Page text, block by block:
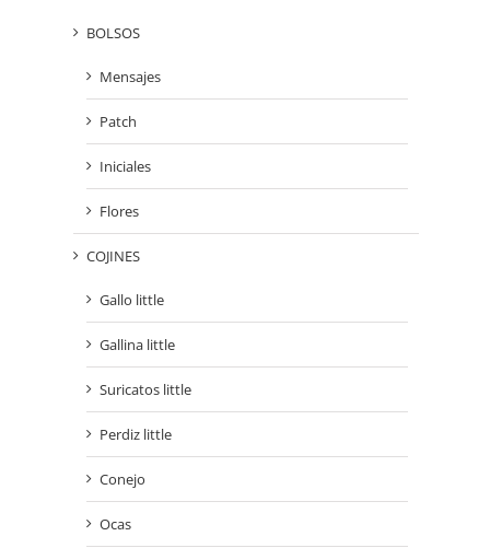
BOLSOS
Mensajes
Patch
Iniciales
Flores
COJINES
Gallo little
Gallina little
Suricatos little
Perdiz little
Conejo
Ocas